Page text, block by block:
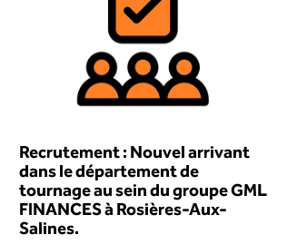
Recrutement : Nouvel arrivant
dans le département de
tournage au sein du groupe GML
FINANCES à Rosières-Aux-
Salines.